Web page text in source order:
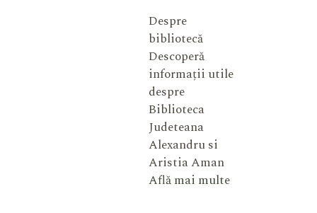
Despre
bibliotecă
Descoperă
informații utile
despre
Biblioteca
Judeteana
Alexandru si
Aristia Aman
Află mai multe